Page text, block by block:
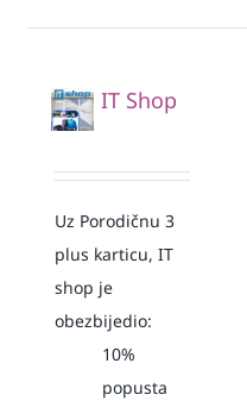
IT Shop
Uz Porodičnu 3
plus karticu, IT
shop je
obezbijedio:
10%
popusta